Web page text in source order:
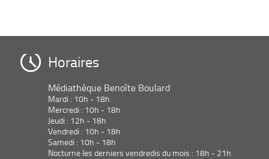
Horaires
Médiathèque Benoîte Boulard
Mardi : 10h - 18h
Mercredi : 10h - 18h
Jeudi : 12h - 18h
Vendredi : 10h - 18h
Samedi : 10h - 18h
Nocturne les derniers vendredis du mois : 18h - 21h